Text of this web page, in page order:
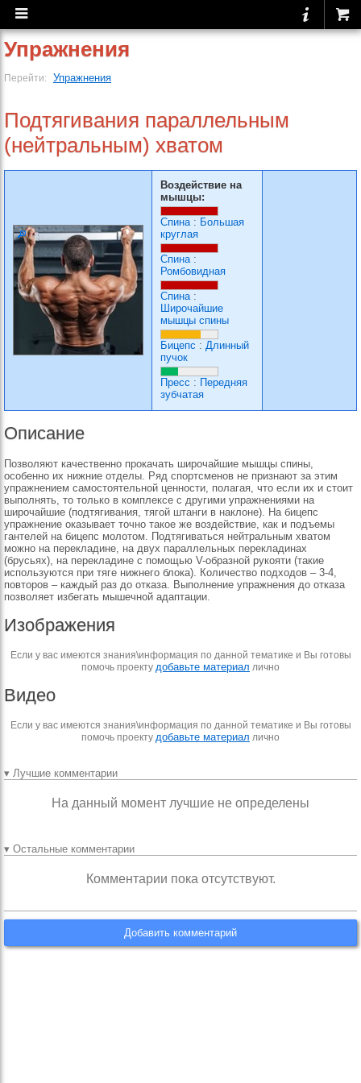
Упражнения
Перейти: Упражнения
Подтягивания параллельным
(нейтральным) хватом
Воздействие на
мышцы:
Спина: Большая
круглая
Спина:
Ромбовидная
Спина:
Широчайшие
мышцы спины
Бицепс : Длинный
пучок
Пресс : Передняя
зубчатая
Описание
Позволяют качественно прокачать широчайшие мышцы спины,
особенно их нижние отделы. Ряд спортсменов не признают за этим
упражнением самостоятельной ценности, полагая, что если их и стоит
выполнять, то только в комплексе с другими упражнениями на
широчайшие (подтягивания, тягой штанги в наклоне). На бицепс
упражнение оказывает точно такое же воздействие, как и подъемы
гантелей на бицепс молотом. Подтягиваться нейтральным хватом
можно на перекладине, на двух параллельных перекладинах
(брусьях), на перекладине с помощью V-образной рукояти (такие
используются при тяге нижнего блока). Количество подходов – 3-4,
повторов – каждый раз до отказа. Выполнение упражнения до отказа
позволяет избегать мышечной адаптации.
Изображения
Если у вас имеются знания\информация по данной тематике и Вы готовы
помочь проекту добавьте материал лично
Видео
Если у вас имеются знания\информация по данной тематике и Вы готовы
помочь проекту добавьте материал лично
▾ Лучшие комментарии
На данный момент лучшие не определены
▾ Остальные комментарии
Комментарии пока отсутствуют.
Добавить комментарий